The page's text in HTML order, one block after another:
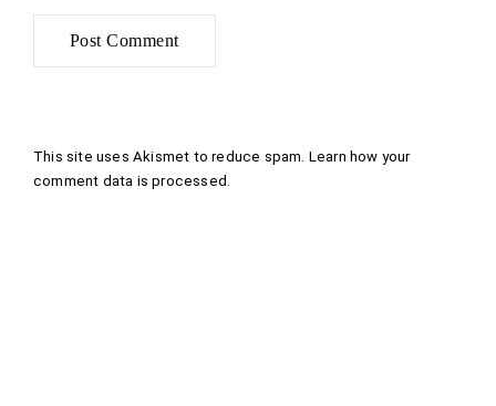
This site uses Akismet to reduce spam. Learn how your
comment data is processed .